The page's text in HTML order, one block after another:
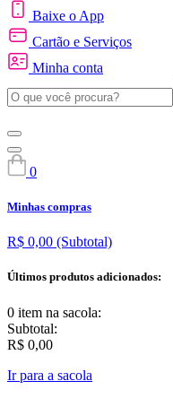
Baixe o App
Cartão e Serviços
Minha conta
0
Minhas compras
R$ 0,00 (Subtotal)
Últimos produtos adicionados:
0 item na sacola:
Subtotal:
R$ 0,00
Ir para a sacola